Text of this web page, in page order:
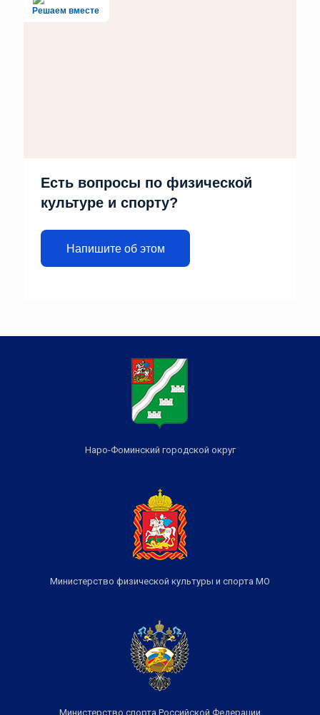
Решаем вместе
Есть вопросы по физической
культуре и спорту?
Напишите об этом
Наро-Фоминский городской округ
Министерство физической культуры и спорта МО
Министерство спорта Российской Федерации